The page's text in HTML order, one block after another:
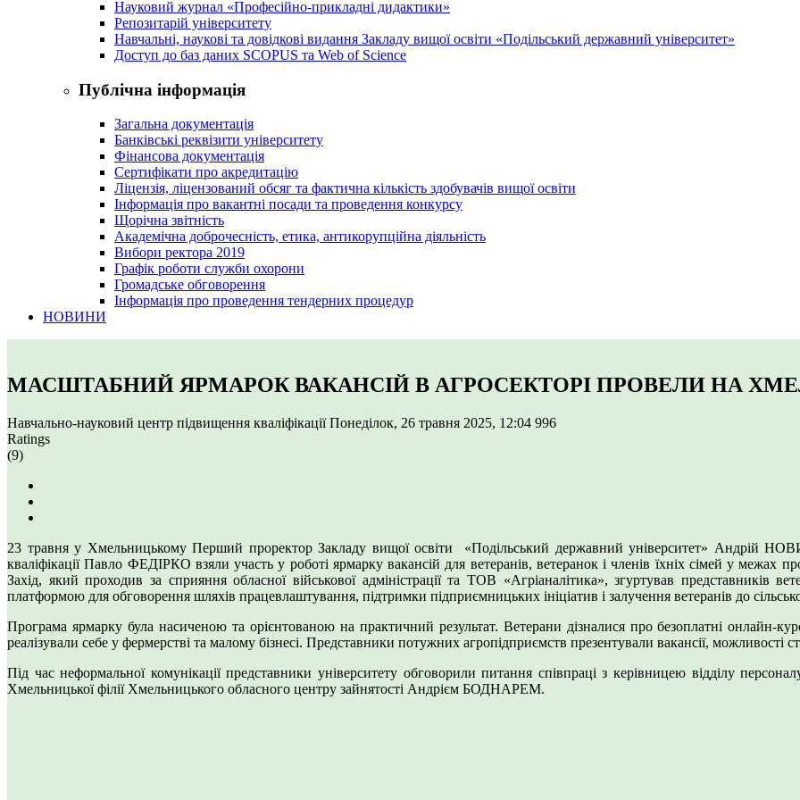
Науковий журнал «Професійно-прикладні дидактики»
Репозитарій університету
Навчальні, наукові та довідкові видання Закладу вищої освіти «Подільський державний університет»
Доступ до баз даних SCOPUS та Web of Science
Публічна інформація
Загальна документація
Банківські реквізити університету
Фінансова документація
Сертифікати про акредитацію
Ліцензія, ліцензований обсяг та фактична кількість здобувачів вищої освіти
Інформація про вакантні посади та проведення конкурсу
Щорічна звітність
Академічна доброчесність, етика, антикорупційна діяльність
Вибори ректора 2019
Графік роботи служби охорони
Громадське обговорення
Інформація про проведення тендерних процедур
НОВИНИ
МАСШТАБНИЙ ЯРМАРОК ВАКАНСІЙ В АГРОСЕКТОРІ ПРОВЕЛИ НА
Навчально-науковий центр підвищення кваліфікаціїПонеділок, 26 травня 2025, 12:04 996
Ratings
(9)
23 травня у Хмельницькому Перший проректор Закладу вищої освіти «Подільський державний університет» Андрій
кваліфікації Павло ФЕДІРКО взяли участь у роботі ярмарку вакансій для ветеранів, ветеранок і членів їхніх сімей у межах
Захід, який проходив за сприяння обласної військової адміністрації та ТОВ «Агріаналітика», згуртував представників
платформою для обговорення шляхів працевлаштування, підтримки підприємницьких ініціатив і залучення ветеранів до
Програма ярмарку була насиченою та орієнтованою на практичний результат. Ветерани дізналися про безоплатні онлайн-
реалізували себе у фермерстві та малому бізнесі. Представники потужних агропідприємств презентували вакансії, можливості
Під час неформальної комунікації представники університету обговорили питання співпраці з керівницею відділу
Хмельницької філії Хмельницького обласного центру зайнятості Андрієм БОДНАРЕМ.